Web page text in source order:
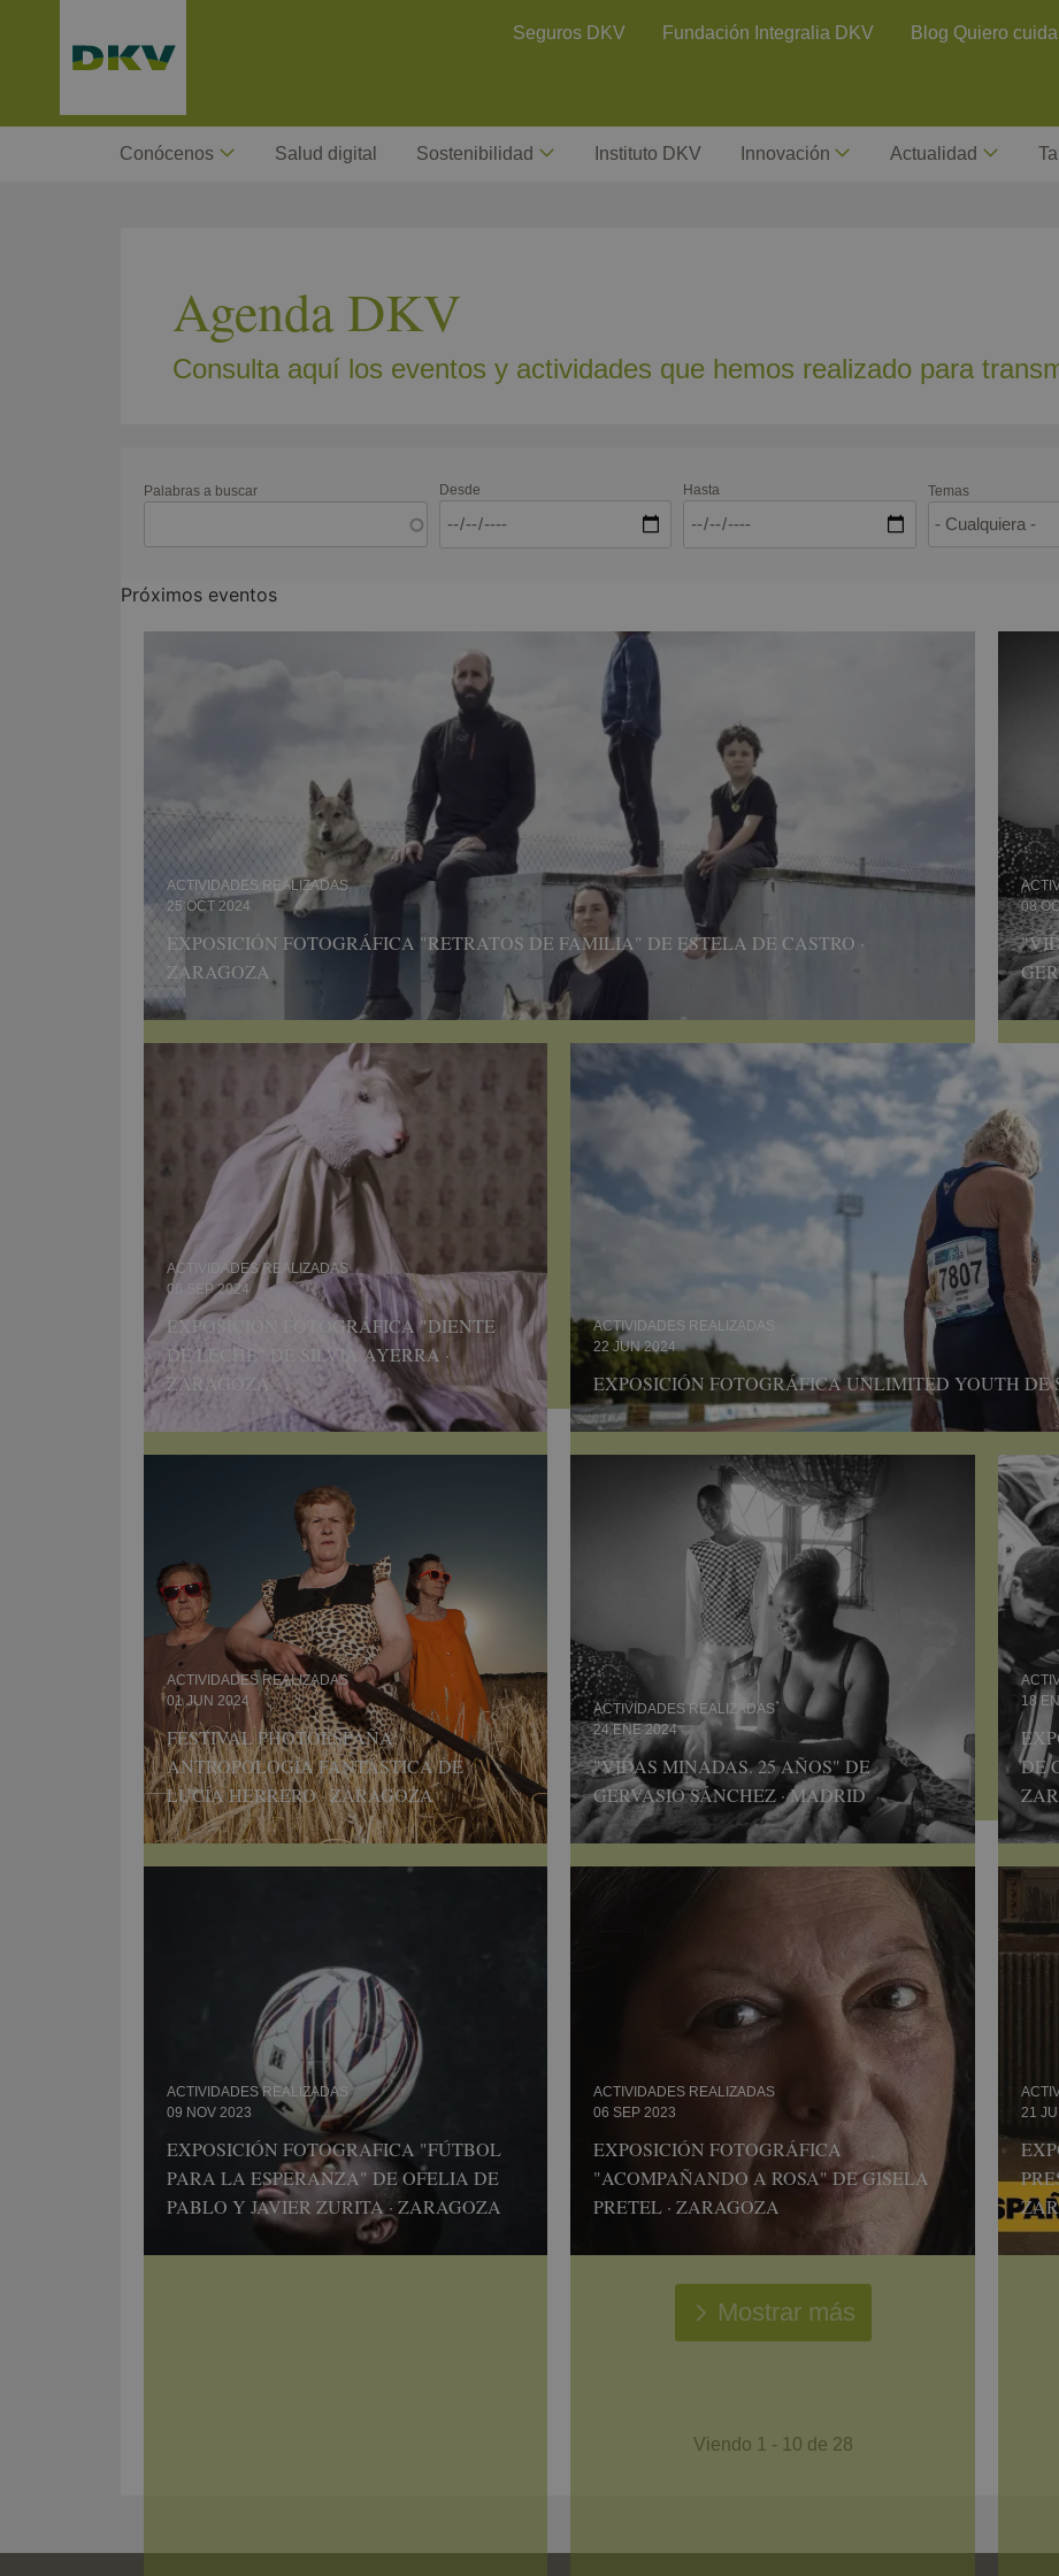
contenido
Contact Header
Seguros DKV Fundación Integralia DKV Blog Quiero
Megamenu
Conócenos Salud digital Sostenibilidad Instituto DKV Innovación Actualidad
Agenda DKV
Consulta aquí los eventos y actividades que hemos realizado para
Próximos eventos
Palabras a buscar Desde Hasta Temas
ACTIVIDADES REALIZADAS
25 OCT 2024
EXPOSICIÓN FOTOGRÁFICA "RETRATOS DE FAMILIA" DE ESTELA DE CASTRO ·
ZARAGOZA
08
ACTIVIDADES REALIZADAS
06 SEP 2024
EXPOSICIÓN FOTOGRÁFICA "DIENTE
DE LECHE" DE SILVIA AYERRA ·
ZARAGOZA
ACTIVIDADES REALIZADAS
22 JUN 2024
EXPOSICIÓN FOTOGRÁFICA UNLIMITED YOUTH DE
ACTIVIDADES REALIZADAS
01 JUN 2024
FESTIVAL PHOTOESPAÑA:
ANTROPOLOGÍA FANTÁSTICA DE
LUCÍA HERRERO · ZARAGOZA
ACTIVIDADES REALIZADAS
24 ENE 2024
"VIDAS MINADAS. 25 AÑOS" DE
GERVASIO SÁNCHEZ · MADRID
18
DE
ACTIVIDADES REALIZADAS
09 NOV 2023
EXPOSICIÓN FOTOGRAFICA "FÚTBOL
PARA LA ESPERANZA" DE OFELIA DE
PABLO Y JAVIER ZURITA · ZARAGOZA
ACTIVIDADES REALIZADAS
06 SEP 2023
EXPOSICIÓN FOTOGRÁFICA
"ACOMPAÑANDO A ROSA" DE GISELA
PRETEL · ZARAGOZA
21
Mostrar más
Viendo 1 - 10 de 28